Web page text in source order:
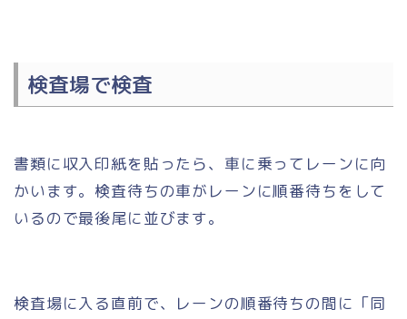
検査場で検査
書類に収入印紙を貼ったら、車に乗ってレーンに向
かいます。検査待ちの車がレーンに順番待ちをして
いるので最後尾に並びます。
検査場に入る直前で、レーンの順番待ちの間に「同